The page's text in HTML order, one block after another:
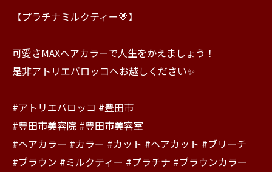
【プラチナミルクティー🤎】
可愛さMAXヘアカラーで人生をかえましょう！
是非アトリエバロッコへお越しください✨
#アトリエバロッコ #豊田市
#豊田市美容院 #豊田市美容室
#ヘアカラー #カラー #カット #ヘアカット #ブリーチ
#ブラウン #ミルクティー #プラチナ #ブラウンカラー